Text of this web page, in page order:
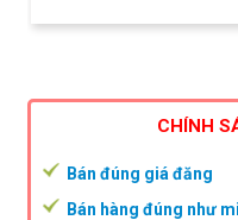
CHÍNH
Bán đúng giá đăng
Bán hàng đúng như